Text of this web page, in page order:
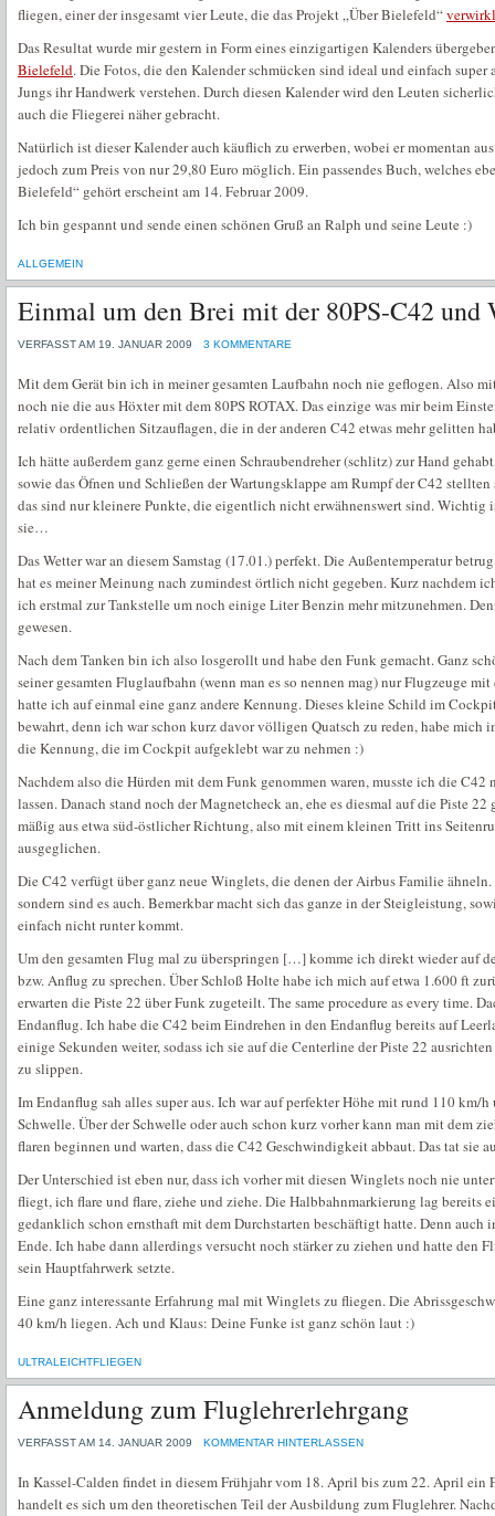
fliegen, einer der insgesamt vier Leute, die das Projekt „Über Bielefeld“
Das Resultat wurde mir gestern in Form eines einzigartigen Kalenders
Bielefeld. Die Fotos, die den Kalender schmücken sind ideal und einfach super
Jungs ihr Handwerk verstehen. Durch diesen Kalender wird den Leuten
auch die Fliegerei näher gebracht.
Natürlich ist dieser Kalender auch käuflich zu erwerben, wobei er momentan
jedoch zum Preis von nur 29,80 Euro möglich. Ein passendes Buch, welches
Bielefeld“ gehört erscheint am 14. Februar 2009.
Ich bin gespannt und sende einen schönen Gruß an Ralph und seine Leute :)
ALLGEMEIN
Einmal um den Brei mit der 80PS-C42 und
VERFASST AM 19. JANUAR 2009 3 KOMMENTARE
Mit dem Gerät bin ich in meiner gesamten Laufbahn noch nie geflogen. Also
noch nie die aus Höxter mit dem 80PS ROTAX. Das einzige was mir beim
relativ ordentlichen Sitzauflagen, die in der anderen C42 etwas mehr gelitten
Ich hätte außerdem ganz gerne einen Schraubendreher (schlitz) zur Hand
sowie das Öfnen und Schließen der Wartungsklappe am Rumpf der C42
das sind nur kleinere Punkte, die eigentlich nicht erwähnenswert sind. Wichtig
sie…
Das Wetter war an diesem Samstag (17.01.) perfekt. Die Außentemperatur
hat es meiner Meinung nach zumindest örtlich nicht gegeben. Kurz nachdem
ich erstmal zur Tankstelle um noch einige Liter Benzin mehr mitzunehmen.
gewesen.
Nach dem Tanken bin ich also losgerollt und habe den Funk gemacht. Ganz
seiner gesamten Fluglaufbahn (wenn man es so nennen mag) nur Flugzeuge
hatte ich auf einmal eine ganz andere Kennung. Dieses kleine Schild im
bewahrt, denn ich war schon kurz davor völligen Quatsch zu reden, habe mich
die Kennung, die im Cockpit aufgeklebt war zu nehmen :)
Nachdem also die Hürden mit dem Funk genommen waren, musste ich die
lassen. Danach stand noch der Magnetcheck an, ehe es diesmal auf die Piste
mäßig aus etwa süd-östlicher Richtung, also mit einem kleinen Tritt ins
ausgeglichen.
Die C42 verfügt über ganz neue Winglets, die denen der Airbus Familie
sondern sind es auch. Bemerkbar macht sich das ganze in der Steigleistung,
einfach nicht runter kommt.
Um den gesamten Flug mal zu überspringen […] komme ich direkt wieder auf
bzw. Anflug zu sprechen. Über Schloß Holte habe ich mich auf etwa 1.600 ft
erwarten die Piste 22 über Funk zugeteilt. The same procedure as every time.
Endanflug. Ich habe die C42 beim Eindrehen in den Endanflug bereits auf
einige Sekunden weiter, sodass ich sie auf die Centerline der Piste 22
zu slippen.
Im Endanflug sah alles super aus. Ich war auf perfekter Höhe mit rund 110 km/
Schwelle. Über der Schwelle oder auch schon kurz vorher kann man mit dem
flaren beginnen und warten, dass die C42 Geschwindigkeit abbaut. Das tat sie
Der Unterschied ist eben nur, dass ich vorher mit diesen Winglets noch nie
fliegt, ich flare und flare, ziehe und ziehe. Die Halbbahnmarkierung lag bereits
gedanklich schon ernsthaft mit dem Durchstarten beschäftigt hatte. Denn auch
Ende. Ich habe dann allerdings versucht noch stärker zu ziehen und hatte den
sein Hauptfahrwerk setzte.
Eine ganz interessante Erfahrung mal mit Winglets zu fliegen. Die
40 km/h liegen. Ach und Klaus: Deine Funke ist ganz schön laut :)
ULTRALEICHTFLIEGEN
Anmeldung zum Fluglehrerlehrgang
VERFASST AM 14. JANUAR 2009 KOMMENTAR HINTERLASSEN
In Kassel-Calden findet in diesem Frühjahr vom 18. April bis zum 22. April ein
handelt es sich um den theoretischen Teil der Ausbildung zum Fluglehrer.